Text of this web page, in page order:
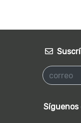
Síguenos